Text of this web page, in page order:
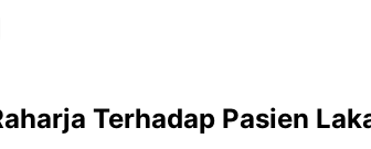
Terhadap Pasien